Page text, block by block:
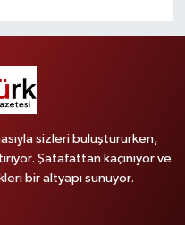
sizleri buluştururken,
Şatafattan kaçınıyor ve
bir altyapı sunuyor.